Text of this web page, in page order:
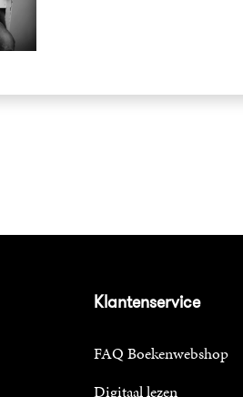
Klantenservice
FAQ Boekenwebshop
Digitaal lezen